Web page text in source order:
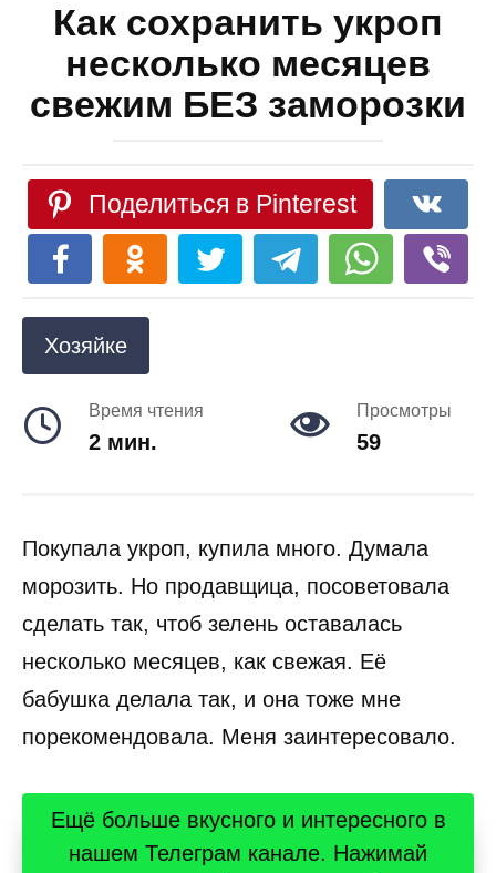
Как сохранить укроп
несколько месяцев
свежим БЕЗ заморозки
Поделиться в Pinterest
Хозяйке
Время чтения
2 мин.
Просмотры
59
Покупала укроп, купила много. Думала
морозить. Но продавщица, посоветовала
сделать так, чтоб зелень оставалась
несколько месяцев, как свежая. Её
бабушка делала так, и она тоже мне
порекомендовала. Меня заинтересовало.
Ещё больше вкусного и интересного в
нашем Телеграм канале. Нажимай